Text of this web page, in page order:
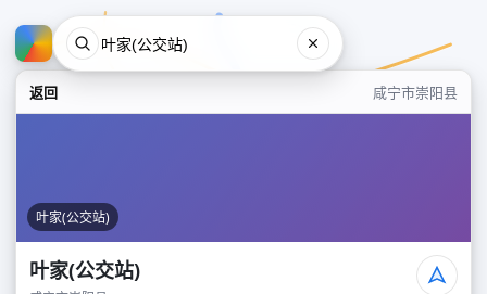
返回 咸宁市崇阳县
叶家(公交站)
叶家(公交站)